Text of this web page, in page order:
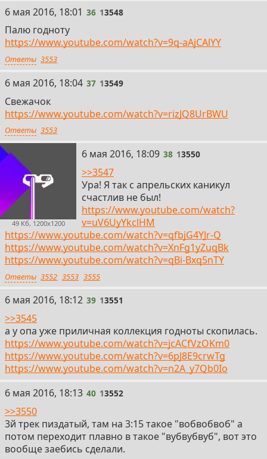
36
6 мая 2016, 18:01 36 13548
Палю годноту
https://www.youtube.com/watch?v=9q-aAjCAlYY
Ответы 3553
37
6 мая 2016, 18:04 37 13549
Свежачок
https://www.youtube.com/watch?v=rizJQ8UrBWU
Ответы 3553
49 Кб, 1200x1200
38
6 мая 2016, 18:09 38 13550
>>3547
Ура! Я так с апрельских каникул
счастлив не был!
https://www.youtube.com/watch?
v=uV6UyYkclHM
https://www.youtube.com/watch?v=qfbjG4YJr-Q
https://www.youtube.com/watch?v=XnFg1yZuqBk
https://www.youtube.com/watch?v=qBi-Bxq5nTY
Ответы 3552 3553 3555
39
6 мая 2016, 18:12 39 13551
>>3545
а у опа уже приличная коллекция годноты скопилась.
https://www.youtube.com/watch?v=jcACfVzOKm0
https://www.youtube.com/watch?v=6pJ8E9crwTg
https://www.youtube.com/watch?v=n2A_y7Qb0Io
40
6 мая 2016, 18:13 40 13552
>>3550
3й трек пиздатый, там на 3:15 такое "вобвобвоб" а
потом переходит плавно в такое "вубвубвуб", вот это
вообще заебись сделали.